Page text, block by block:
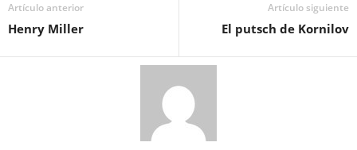
Artículo anterior
Henry Miller
Artículo siguiente
El putsch de Kornilov